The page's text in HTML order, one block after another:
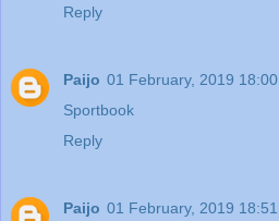
Reply
Paijo 01 February, 2019 18:00
Sportbook
Reply
Paijo 01 February, 2019 18:51